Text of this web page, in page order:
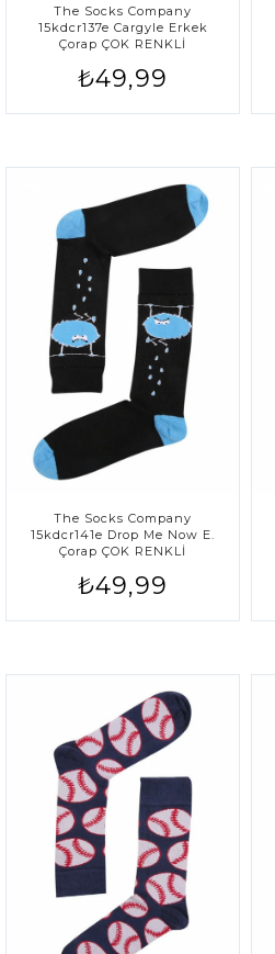
The Socks Company
15kdcr137e Cargyle Erkek
Çorap ÇOK RENKLİ
₺49,99
The Socks Company
15kdcr141e Drop Me Now E.
Çorap ÇOK RENKLİ
₺49,99